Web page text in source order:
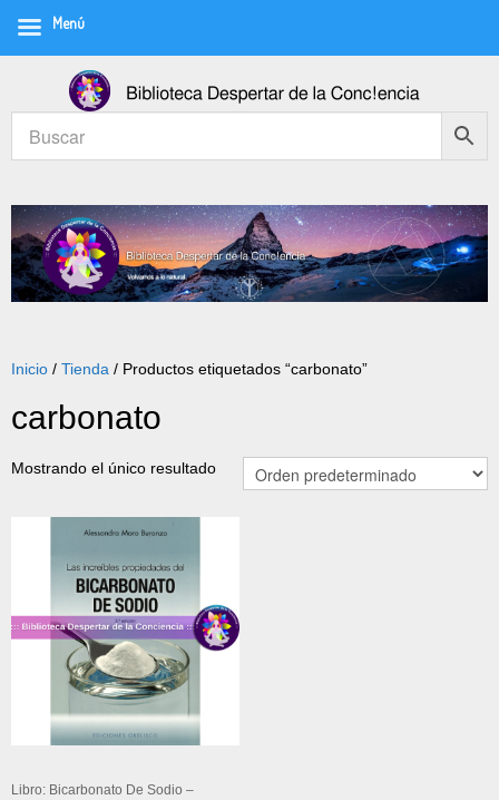
Inicio / Tienda / Productos etiquetados “carbonato”
carbonato
Mostrando el único resultado
Libro: Bicarbonato De Sodio –
Menú